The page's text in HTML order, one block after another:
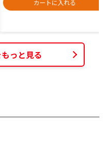
カートに入れる
っと見る